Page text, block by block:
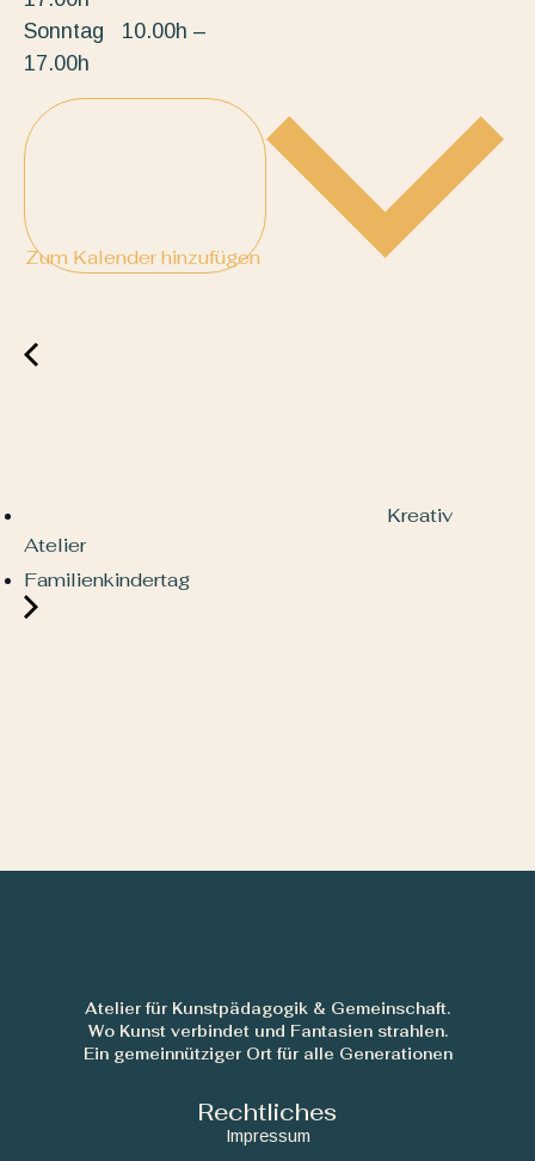
Sonntag 10.00h –
17.00h
Zum Kalender hinzufügen
Kreativ
Atelier
Familienkindertag
Atelier für Kunstpädagogik & Gemeinschaft.
Wo Kunst verbindet und Fantasien strahlen.
Ein gemeinnütziger Ort für alle Generationen
Rechtliches
Impressum